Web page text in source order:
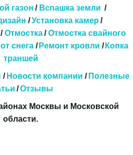
газон / Вспашка земли
  /
/ Установка камер /
/ Отмостка / Отмостка свайного
снега / Ремонт кровли / Копка
траншей
/ Новости компании / Полезные
/ Отзывы
Москвы и Московской
области.